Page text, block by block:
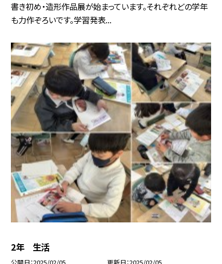
書き初め・造形作品展が始まっています。それぞれどの学年
も力作ぞろいです。学習発表...
2年 生活
公開日 2025/02/05 更新日 2025/02/05